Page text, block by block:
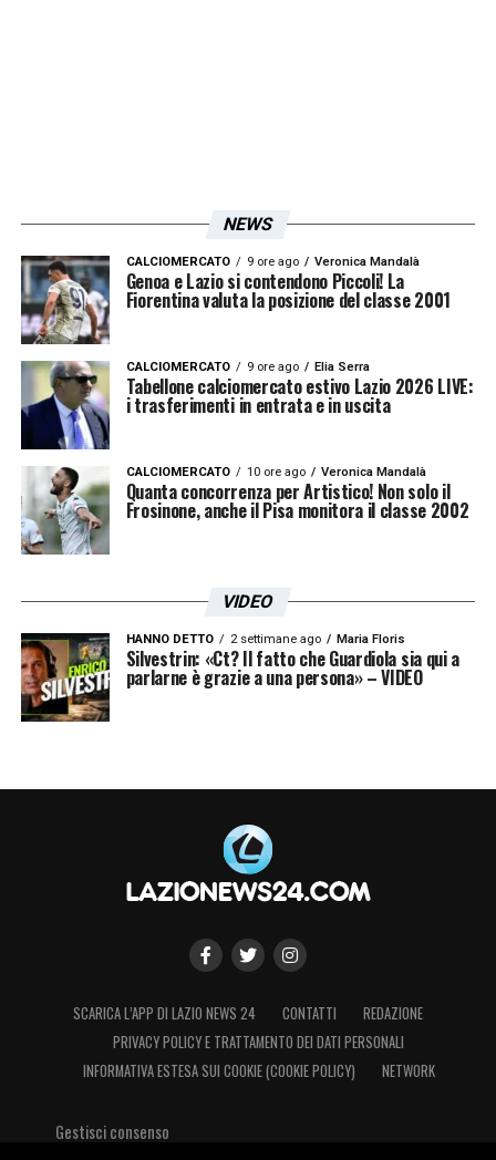
NEWS
CALCIOMERCATO 9 ore ago Veronica Mandalà
Genoa e Lazio si contendono Piccoli! La
Fiorentina valuta la posizione del classe 2001
CALCIOMERCATO 9 ore ago Elia Serra
Tabellone calciomercato estivo Lazio 2026 LIVE:
i trasferimenti in entrata e in uscita
CALCIOMERCATO 10 ore ago Veronica Mandalà
Quanta concorrenza per Artistico! Non solo il
Frosinone, anche il Pisa monitora il classe 2002
VIDEO
HANNO DETTO 2 settimane ago Maria Floris
Silvestrin: «Ct? Il fatto che Guardiola sia qui a
parlarne è grazie a una persona» – VIDEO
SCARICA L’APP DI LAZIO NEWS 24 CONTATTI
REDAZIONE
PRIVACY POLICY E TRATTAMENTO DEI DATI PERSONALI
INFORMATIVA ESTESA SUI COOKIE (COOKIE POLICY)
NETWORK
Gestisci consenso